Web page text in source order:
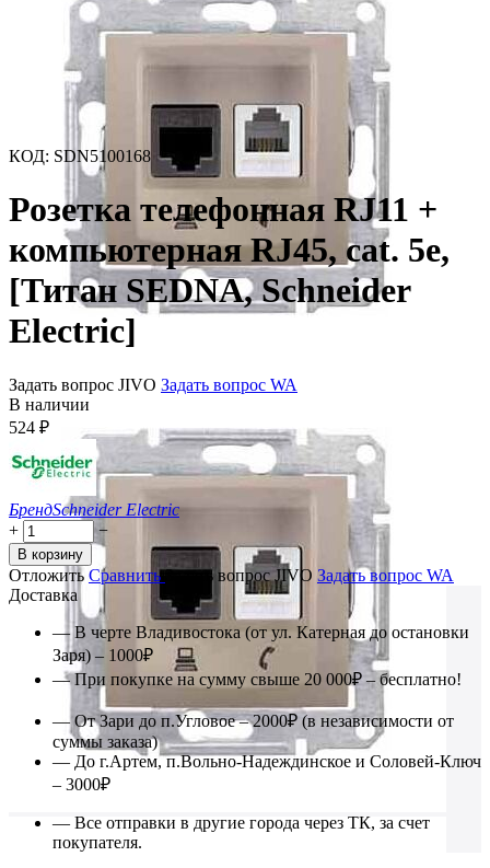
КОД: SDN5100168
Розетка телефонная RJ11 +
компьютерная RJ45, cat. 5e,
[Титан SEDNA, Schneider
Electric]
Задать вопрос JIVO Задать вопрос WA
В наличии
524 ₽
БрендSchneider Electric
+
−
В корзину
Отложить СравнитьЗадать вопрос JIVO Задать вопрос WA
Доставка
— В черте Владивостока (от ул. Катерная до остановки
Заря) – 1000₽
— При покупке на сумму свыше 20 000₽ – бесплатно!
— От Зари до п.Угловое – 2000₽ (в независимости от
суммы заказа)
— До г.Артем, п.Вольно-Надеждинское и Соловей-Ключ
– 3000₽
— Все отправки в другие города через ТК, за счет
покупателя.